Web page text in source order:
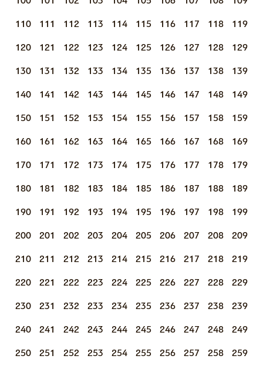
110 111 112 113 114 115 116 117 118 119
120 121 122 123 124 125 126 127 128 129
130 131 132 133 134 135 136 137 138 139
140 141 142 143 144 145 146 147 148 149
150 151 152 153 154 155 156 157 158 159
160 161 162 163 164 165 166 167 168 169
170 171 172 173 174 175 176 177 178 179
180 181 182 183 184 185 186 187 188 189
190 191 192 193 194 195 196 197 198 199
200 201 202 203 204 205 206 207 208 209
210 211 212 213 214 215 216 217 218 219
220 221 222 223 224 225 226 227 228 229
230 231 232 233 234 235 236 237 238 239
240 241 242 243 244 245 246 247 248 249
250 251 252 253 254 255 256 257 258 259